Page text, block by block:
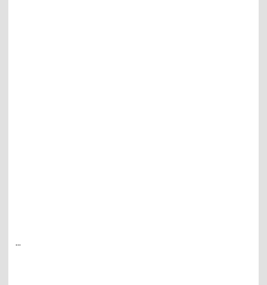
...